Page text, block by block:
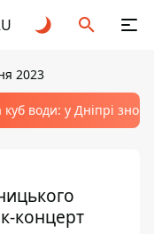
2023
води: у Дніпрі
концерт